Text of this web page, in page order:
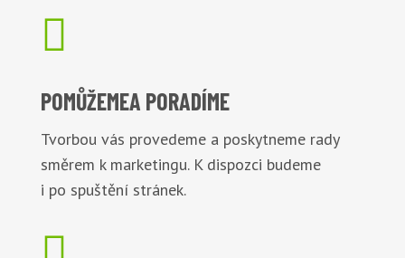

POMŮŽEMEA PORADÍME
Tvorbou vás provedeme a poskytneme rady
směrem k marketingu. K dispozci budeme
i po spuštění stránek.